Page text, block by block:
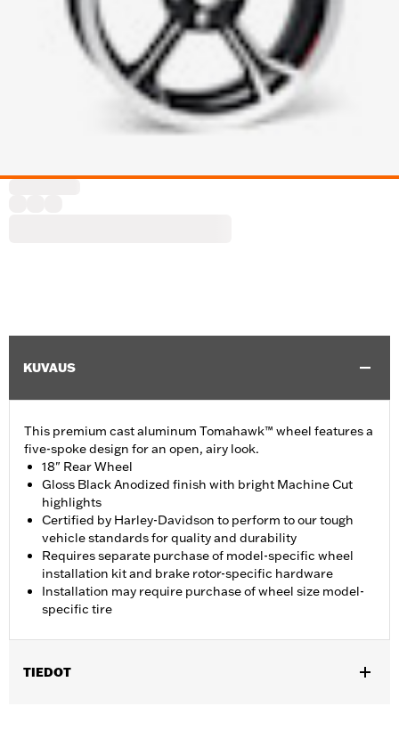
KUVAUS
This premium cast aluminum Tomahawk™ wheel features a
five-spoke design for an open, airy look.
18" Rear Wheel
Gloss Black Anodized finish with bright Machine Cut
highlights
Certified by Harley-Davidson to perform to our tough
vehicle standards for quality and durability
Requires separate purchase of model-specific wheel
installation kit and brake rotor-specific hardware
Installation may require purchase of wheel size model-
specific tire
TIEDOT